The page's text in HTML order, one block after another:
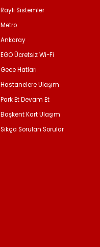
Raylı Sistemler
Metro
Ankaray
EGO Ücretsiz Wi-Fi
Gece Hatları
Hastanelere Ulaşım
Park Et Devam Et
Başkent Kart Ulaşım
Sıkça Sorulan Sorular